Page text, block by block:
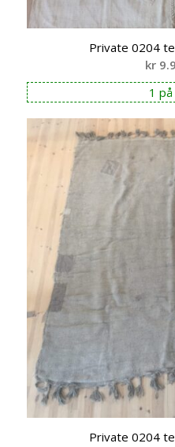
Private 0204
kr
1
Private 0204